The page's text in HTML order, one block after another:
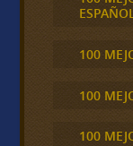
100
100
100